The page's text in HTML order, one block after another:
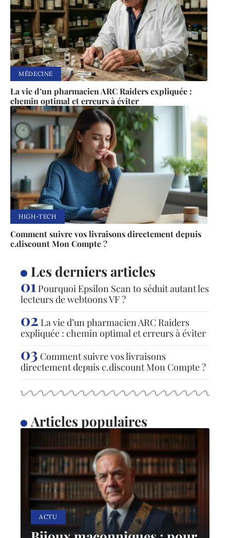
MÉDECINE
La vie d’un pharmacien ARC Raiders expliquée :
chemin optimal et erreurs à éviter
HIGH-TECH
Comment suivre vos livraisons directement depuis
c.discount Mon Compte ?
Les derniers articles
Pourquoi Epsilon Scan to séduit autant les
lecteurs de webtoons VF ?
La vie d’un pharmacien ARC Raiders
expliquée : chemin optimal et erreurs à éviter
Comment suivre vos livraisons
directement depuis c.discount Mon Compte ?
Articles populaires
ACTU